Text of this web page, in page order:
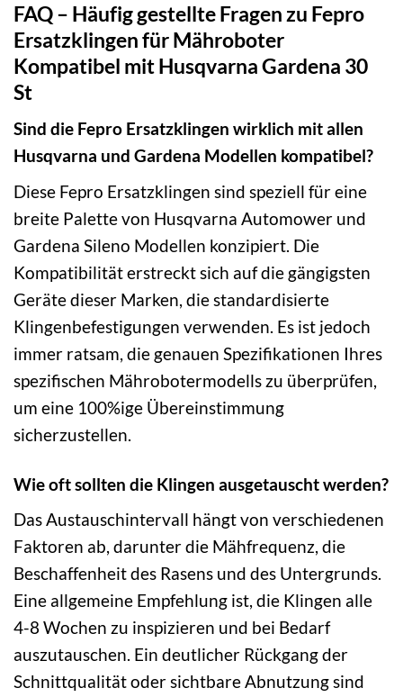
FAQ – Häufig gestellte Fragen zu Fepro
Ersatzklingen für Mähroboter
Kompatibel mit Husqvarna Gardena 30
St
Sind die Fepro Ersatzklingen wirklich mit allen
Husqvarna und Gardena Modellen kompatibel?
Diese Fepro Ersatzklingen sind speziell für eine
breite Palette von Husqvarna Automower und
Gardena Sileno Modellen konzipiert. Die
Kompatibilität erstreckt sich auf die gängigsten
Geräte dieser Marken, die standardisierte
Klingenbefestigungen verwenden. Es ist jedoch
immer ratsam, die genauen Spezifikationen Ihres
spezifischen Mährobotermodells zu überprüfen,
um eine 100%ige Übereinstimmung
sicherzustellen.
Wie oft sollten die Klingen ausgetauscht werden?
Das Austauschintervall hängt von verschiedenen
Faktoren ab, darunter die Mähfrequenz, die
Beschaffenheit des Rasens und des Untergrunds.
Eine allgemeine Empfehlung ist, die Klingen alle
4-8 Wochen zu inspizieren und bei Bedarf
auszutauschen. Ein deutlicher Rückgang der
Schnittqualität oder sichtbare Abnutzung sind